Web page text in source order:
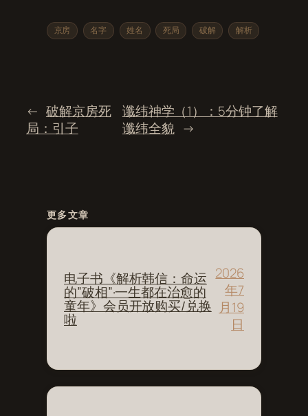
京房 名字 姓名 死局 破解 解析
← 破解京房死
局：引子
谶纬神学（1）：5分钟了解
谶纬全貌 →
更多文章
电子书《解析韩信：命运
的”破相”·一生都在治愈的
童年》会员开放购买/兑换
啦
2026
年7
月19
日